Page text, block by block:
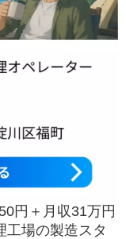
円＋月収31万円
工場の製造スタ